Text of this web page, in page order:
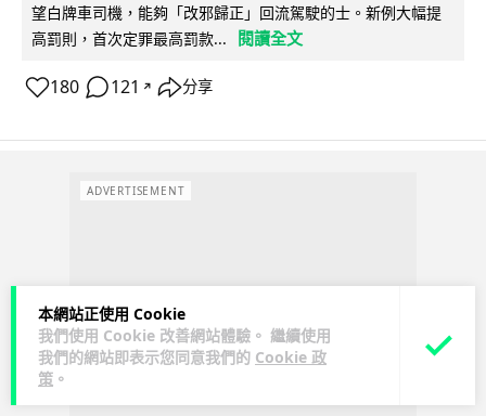
本網站正使用 Cookie
我們使用 Cookie 改善網站體驗。 繼續使用
我們的網站即表示您同意我們的 Cookie 政
策 。
望白牌車司機，能夠「改邪歸正」回流駕駛的士。新例大幅提
高罰則，首次定罪最高罰款...
閱讀全文
180 121 ↗ 分享
ADVERTISEMENT